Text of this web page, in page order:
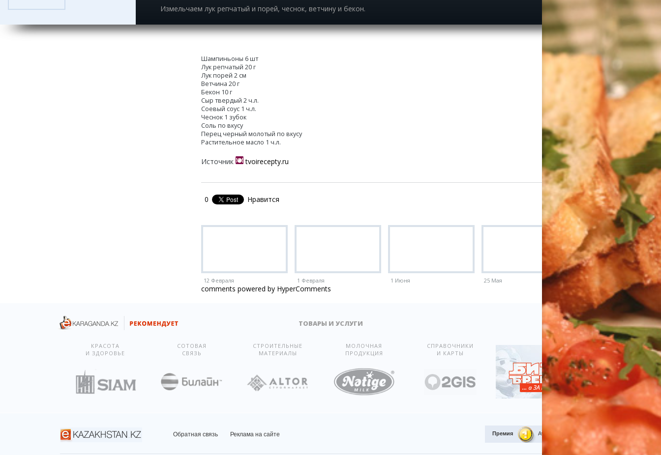
Измельчаем лук репчатый и порей, чеснок, ветчину и бекон.
Шампиньоны 6 шт
Лук репчатый 20 г
Лук порей 2 см
Ветчина 20 г
Бекон 10 г
Сыр твердый 2 ч.л.
Соевый соус 1 ч.л.
Чеснок 1 зубок
Соль по вкусу
Перец черный молотый по вкусу
Растительное масло 1 ч.л.
Источник tvoirecepty.ru
0 Нравится
12 Февраля 1 Февраля 1 Июня 25 Мая 18 Мая
comments powered by HyperComments
Показать всё
ТОВАРЫ И УСЛУГИ
КРАСОТА
И ЗДОРОВЬЕ
СОТОВАЯ
СВЯЗЬ
СТРОИТЕЛЬНЫЕ
МАТЕРИАЛЫ
МОЛОЧНАЯ
ПРОДУКЦИЯ
СПРАВОЧНИКИ
И КАРТЫ
Обратная связь Реклама на сайте Премия Award.kz 2015. I место